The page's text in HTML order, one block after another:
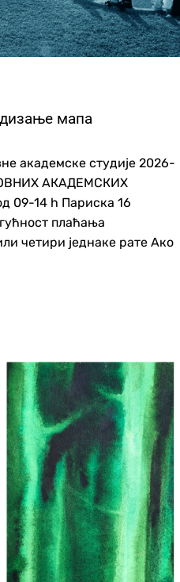
мапа
академске студије 2026-
АКАДЕМСКИХ
09-14 h Парискa 16
плаћања
четири једнаке рате Ако